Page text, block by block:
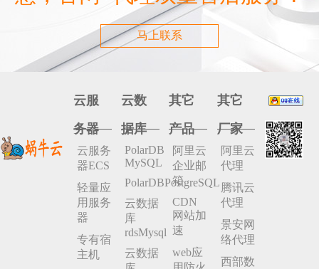
马上联系
云服
务器
云服务
器ECS
轻量应
用服务
器
专有宿
主机
云数
据库
PolarDB
MySQL
PolarDBPostgreSQL
云数据
库
rdsMysql
云数据
其它
产品
阿里云
企业邮
箱
CDN
网站加
速
web应
其它
厂家
阿里云
代理
腾讯云
代理
景安网
络代理
西部数